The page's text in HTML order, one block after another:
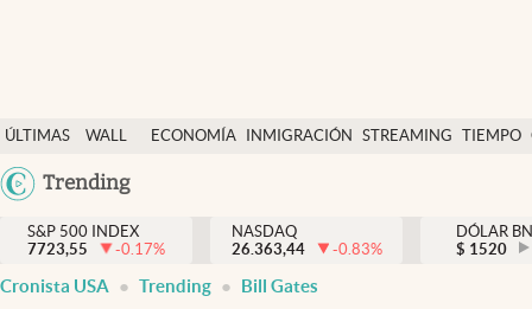
ÚLTIMAS
NOTICIAS
WALL
DÓLAR
ECONOMÍA INMIGRACIÓN STREAMING TIEMPO
México
Trending
Finanzas y economía
Wall Street y dólar
Inmigración
S&P 500 INDEX
7723,55
-0.17%
NASDAQ
26.363,44
-0.83%
DÓLAR
$ 1520
Cronista USA Trending Bill Gates